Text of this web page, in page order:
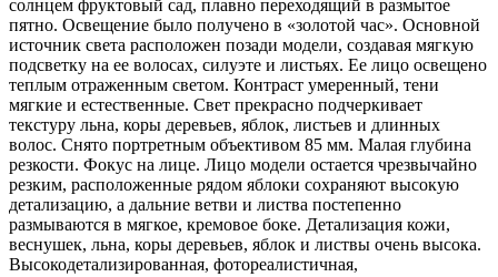
солнцем фруктовый сад, плавно переходящий в размытое
пятно. Освещение было получено в «золотой час». Основной
источник света расположен позади модели, создавая мягкую
подсветку на ее волосах, силуэте и листьях. Ее лицо освещено
теплым отраженным светом. Контраст умеренный, тени
мягкие и естественные. Свет прекрасно подчеркивает
текстуру льна, коры деревьев, яблок, листьев и длинных
волос. Снято портретным объективом 85 мм. Малая глубина
резкости. Фокус на лице. Лицо модели остается чрезвычайно
резким, расположенные рядом яблоки сохраняют высокую
детализацию, а дальние ветви и листва постепенно
размываются в мягкое, кремовое боке. Детализация кожи,
веснушек, льна, коры деревьев, яблок и листвы очень высока.
Высокодетализированная, фотореалистичная,